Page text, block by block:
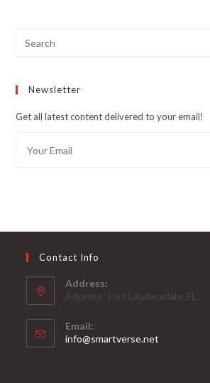
Newsletter
Get all latest content delivered to your email!
Contact Info
Address:
Address: Fort Lauderadale, FL
Email:
info@smartverse.net